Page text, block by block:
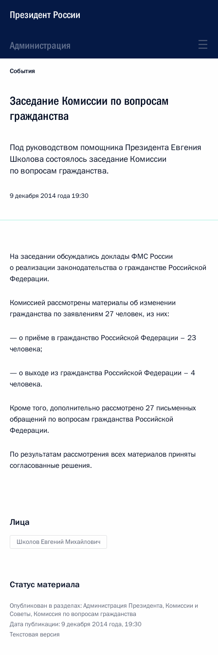
Президент России
Администрация
События
Заседание Комиссии по вопросам
гражданства
Под руководством помощника Президента Евгения
Школова состоялось заседание Комиссии
по вопросам гражданства.
9 декабря 2014 года 19:30
На заседании обсуждались доклады ФМС России
о реализации законодательства о гражданстве Российской
Федерации.
Комиссией рассмотрены материалы об изменении
гражданства по заявлениям 27 человек, из них:
— о приёме в гражданство Российской Федерации – 23
человека;
— о выходе из гражданства Российской Федерации – 4
человека.
Кроме того, дополнительно рассмотрено 27 письменных
обращений по вопросам гражданства Российской
Федерации.
По результатам рассмотрения всех материалов приняты
согласованные решения.
Лица
Школов Евгений Михайлович
Статус материала
Опубликован в разделах:Администрация Президента, Комиссии и
Советы, Комиссия по вопросам гражданства
Дата публикации:9 декабря 2014 года, 19:30
Текстовая версия